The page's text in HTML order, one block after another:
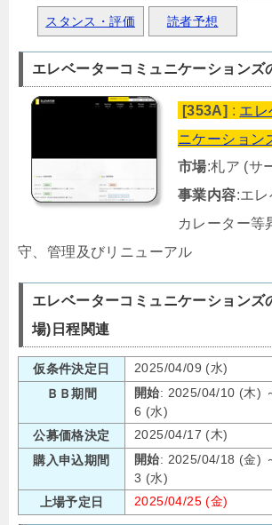
スタンス・評価 読者予想
エレベーターコミュニケーションズ
[353A] : エレ
ニケーション
市場:札ア (サ
事業内容:エ
カレーター等
守、管理及びリニューアル
エレベーターコミュニケーションズ
場)日程関連
仮条件決定日
2025/04/09 (水)
ＢＢ期間
開始: 2025/04/10 (木)
6 (水)
公募価格決定
2025/04/17 (木)
購入申込期間
開始: 2025/04/18 (金)
3 (水)
上場予定日
2025/04/25 (金)